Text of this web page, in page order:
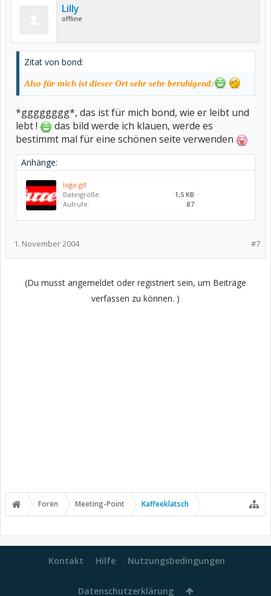
Lilly
offline
Zitat von bond:
Also für mich ist dieser Ort sehr sehr beruhigend:
*gggggggg*, das ist für mich bond, wie er leibt und
lebt !
das bild werde ich klauen, werde es
bestimmt mal für eine schönen seite verwenden
Anhänge:
logo.gif
Dateigröße:
1,5 KB
Aufrufe:
87
#7
1. November 2004
(Du musst angemeldet oder registriert sein, um Beiträge
verfassen zu können. )
Foren Meeting-Point Kaffeeklatsch
Kontakt Hilfe Nutzungsbedingungen
Datenschutzerklärung